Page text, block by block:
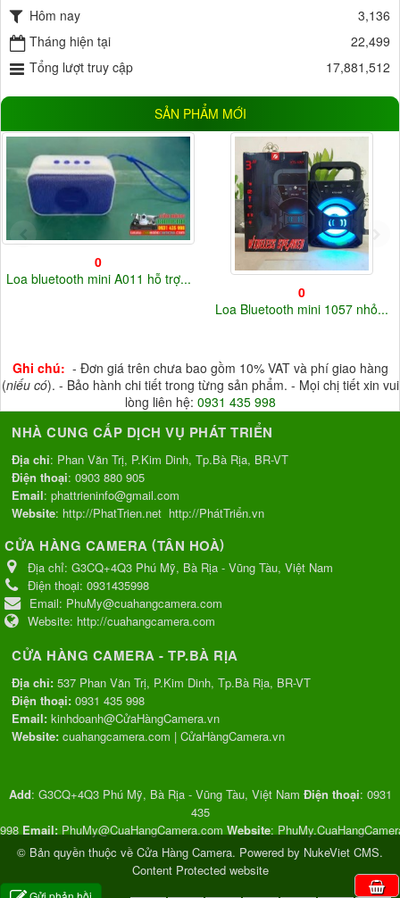
9 tháng(1)
11 tháng(0)
18 tháng(3)
HỖ TRỢ LƯU TRỮ
Thẻ Nhớ
Đầu ghi(10) Cloud(17)
ĐIỆN ÁP
5V
(33) 12V(37)
220V
Điện áp khác(20)
Hôm nay
3,136
Tháng hiện tại
22,499
Tổng lượt truy cập
17,881,512
SẢN PHẨM MỚI
0
Loa bluetooth mini A011 hỗ trợ...
0
Loa Bluetooth mini 1057 nhỏ...
VND
Ghi chú: - Đơn giá trên chưa bao gồm 10% VAT và phí giao hàng
(niếu có). - Bảo hành chi tiết trong từng sản phẩm. - Mọi chị tiết xin vui
lòng liên hệ: 0931 435 998
NHÀ CUNG CẤP DỊCH VỤ PHÁT TRIỂN
Địa chỉ: Phan Văn Trị, P.Kim Dinh, Tp.Bà Rịa, BR-VT
Điện thoại: 0903 880 905
Email: phattrieninfo@gmail.com
Website: http://PhatTrien.net http://PhátTriển.vn
CỬA HÀNG CAMERA (TÂN HOÀ)
Địa chỉ: G3CQ+4Q3 Phú Mỹ, Bà Rịa - Vũng Tàu, Việt Nam
Điện thoại: 0931435998
Email: PhuMy@cuahangcamera.com
Website: http://cuahangcamera.com
CỬA HÀNG CAMERA - TP.BÀ RỊA
Địa chỉ: 537 Phan Văn Trị, P.Kim Dinh, Tp.Bà Rịa, BR-VT
Điện thoại: 0931 435 998
Email: kinhdoanh@CửaHàngCamera.vn
Website: cuahangcamera.com | CửaHàngCamera.vn
Add: G3CQ+4Q3 Phú Mỹ, Bà Rịa - Vũng Tàu, Việt Nam Điện thoại: 0931
435
998 Email: PhuMy@CuaHangCamera.com Website:
© Bản quyền thuộc về Cửa Hàng Camera. Powered by NukeViet CMS.
Content Protected website